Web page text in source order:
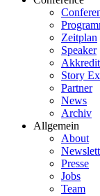
Zeitplan
Speaker
Story
Partner
News
Archiv
Allgemein
About
Presse
Jobs
Team